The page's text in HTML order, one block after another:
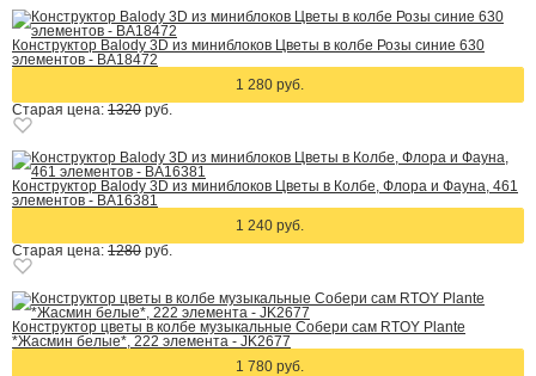
Конструктор Balody 3D из миниблоков Цветы в колбе Розы синие 630
элементов - BA18472
1 280 руб.
Старая цена: 1320 руб.
Конструктор Balody 3D из миниблоков Цветы в Колбе, Флора и Фауна, 461
элементов - BA16381
1 240 руб.
Старая цена: 1280 руб.
Конструктор цветы в колбе музыкальные Собери сам RTOY Plante
*Жасмин белые*, 222 элемента - JK2677
1 780 руб.